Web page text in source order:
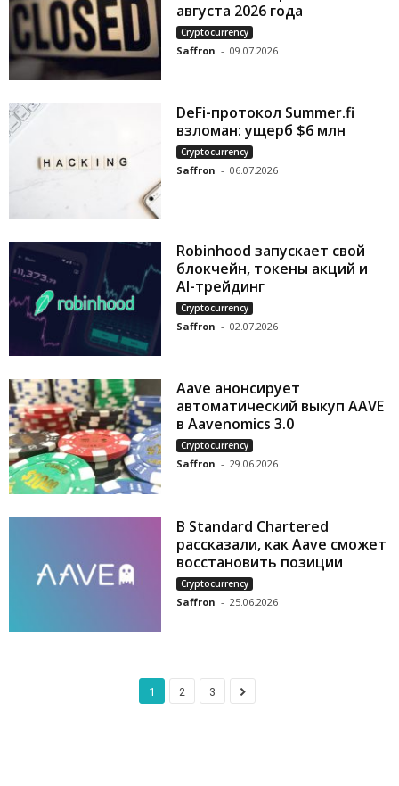
августа 2026 года
Cryptocurrency
Saffron - 09.07.2026
DeFi-протокол Summer.fi
взломан: ущерб $6 млн
Cryptocurrency
Saffron - 06.07.2026
Robinhood запускает свой
блокчейн, токены акций и
AI-трейдинг
Cryptocurrency
Saffron - 02.07.2026
Aave анонсирует
автоматический выкуп AAVE
в Aavenomics 3.0
Cryptocurrency
Saffron - 29.06.2026
В Standard Chartered
рассказали, как Aave сможет
восстановить позиции
Cryptocurrency
Saffron - 25.06.2026
1 2 3